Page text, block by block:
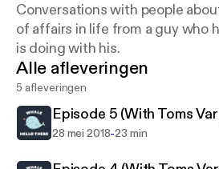
Conversations with people
of affairs in life from a guy who
is doing with his.
Alle afleveringen
5 afleveringen
Episode 5 (With Toms
28 mei 2018-23 min